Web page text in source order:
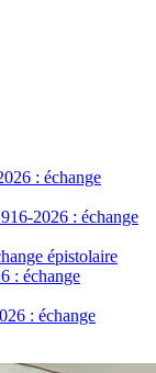
: échange
2026 : échange
épistolaire
: échange
: échange